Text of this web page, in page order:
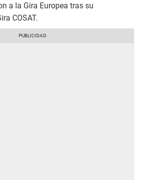
a la Gira Europea tras su
COSAT.